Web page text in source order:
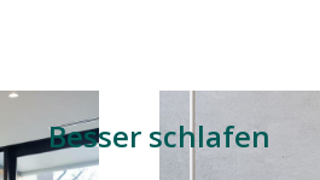
Besser schlafen